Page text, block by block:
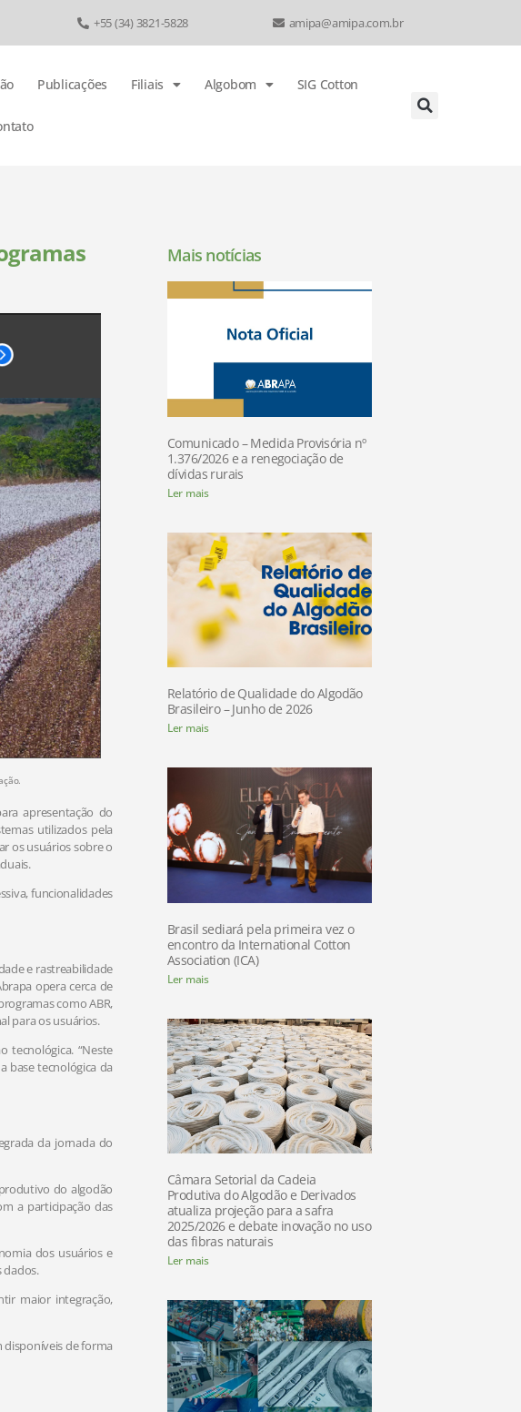
+55 (34) 3821-5828 amipa@amipa.com.br
Publicações Filiais Algobom SIG Cotton
apresentação do
utilizados pela
os usuários sobre o
funcionalidades
e rastreabilidade
opera cerca de
como ABR,
para os usuários.
tecnológica. “Neste
base tecnológica da
da jornada do
do algodão
a participação das
dos usuários e
dados.
maior integração,
disponíveis de forma
Mais notícias
Comunicado – Medida Provisória nº
1.376/2026 e a renegociação de
dívidas rurais
Ler mais
Relatório de Qualidade do Algodão
Brasileiro – Junho de 2026
Ler mais
Brasil sediará pela primeira vez o
encontro da International Cotton
Association (ICA)
Ler mais
Câmara Setorial da Cadeia
Produtiva do Algodão e Derivados
atualiza projeção para a safra
2025/2026 e debate inovação no uso
das fibras naturais
Ler mais